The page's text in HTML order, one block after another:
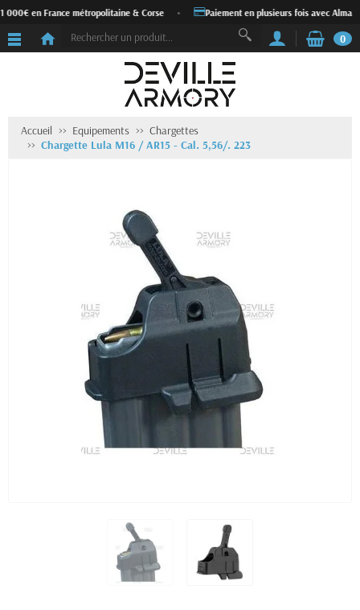
en France métropolitaine & Corse Paiement en plusieurs fois avec Alma
0
Accueil Equipements
Chargettes
Chargette Lula M16 / AR15 - Cal. 5,56/. 223